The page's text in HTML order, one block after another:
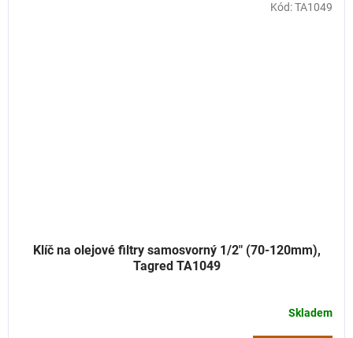
Klíč na olejové filtry samosvorný 1/2" (70-120mm),
Tagred TA1049
Skladem
Kód:TA1049